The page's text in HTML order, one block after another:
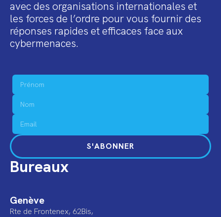
avec des organisations internationales et
les forces de l’ordre pour vous fournir des
réponses rapides et efficaces face aux
cybermenaces.
S'ABONNER
Bureaux
Genève
Rte de Frontenex, 62Bis,